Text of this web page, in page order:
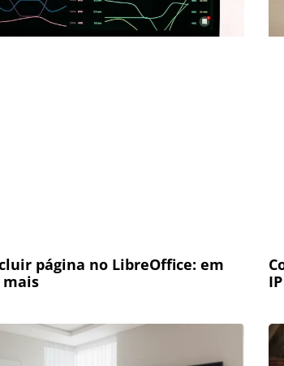
página no LibreOffice: em
mais